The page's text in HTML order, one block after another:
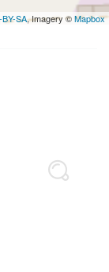
SA, Imagery ©Mapbox